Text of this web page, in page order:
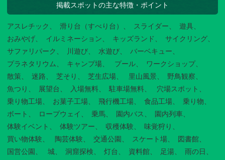
掲載スポットの主な特徴・ポイント
アスレチック 滑り台（すべり台） スライダー
遊具
おみやげ
イルミネーション キッズランド
サイクリング
サファリパーク
川遊び 水遊び
バーベキュー
プラネタリウム
キャンプ場 プール
ワークショップ
散策
迷路 芝そり 芝生広場 里山風景
野鳥観察
魚つり
展望台 入場無料 駐車場無料
穴場スポット
乗り物工場
お菓子工場 飛行機工場 食品工場
乗り物
ボート
ロープウェイ 乗馬 園内バス
園内列車
体験イベント
体験ツアー 収穫体験
味覚狩り
買い物体験
陶芸体験 交通公園 スケート場
図書館
国営公園
城 洞窟探検 灯台 資料館 足湯 雨の日